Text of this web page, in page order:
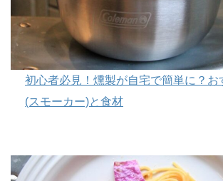
初心者必見！燻製が自宅で簡単に？お
(スモーカー)と食材